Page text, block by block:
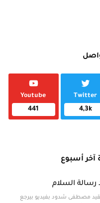
Twitter
4,3k
Youtube
441
آخر أسبوع
السلام
مصطفى شدود بفيديو بيرجع